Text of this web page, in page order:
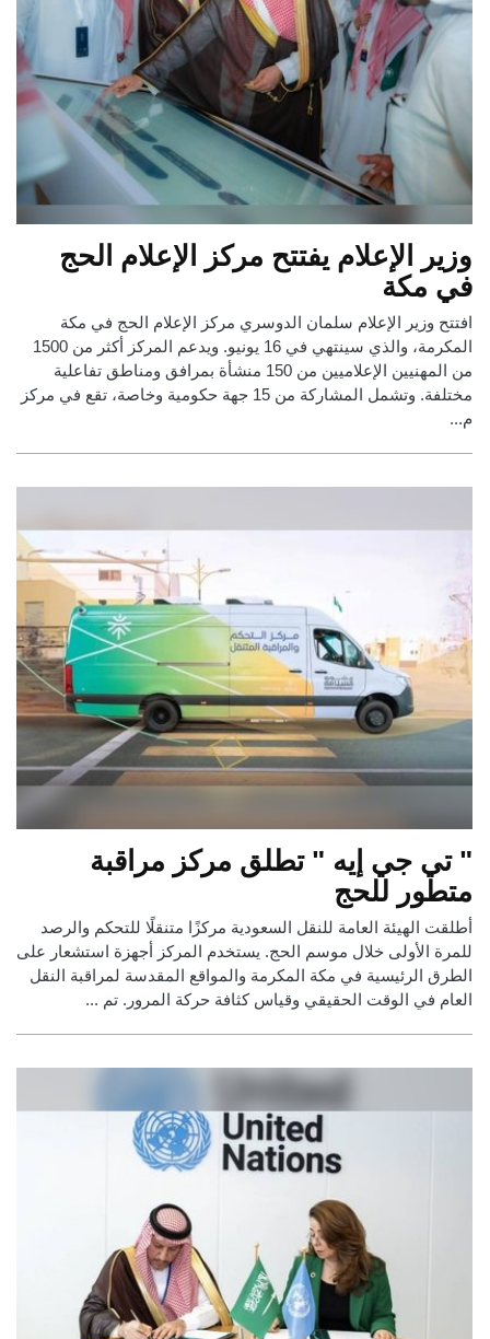
وزير الإعلام يفتتح مركز الإعلام الحج
في مكة
افتتح وزير الإعلام سلمان الدوسري مركز الإعلام الحج في مكة
المكرمة، والذي سينتهي في 16 يونيو. ويدعم المركز أكثر من 1500
من المهنيين الإعلاميين من 150 منشأة بمرافق ومناطق تفاعلية
مختلفة. وتشمل المشاركة من 15 جهة حكومية وخاصة، تقع في مركز
م...
" تي جي إيه " تطلق مركز مراقبة
متطور للحج
أطلقت الهيئة العامة للنقل السعودية مركزًا متنقلًا للتحكم والرصد
للمرة الأولى خلال موسم الحج. يستخدم المركز أجهزة استشعار على
الطرق الرئيسية في مكة المكرمة والمواقع المقدسة لمراقبة النقل
العام في الوقت الحقيقي وقياس كثافة حركة المرور. تم ...